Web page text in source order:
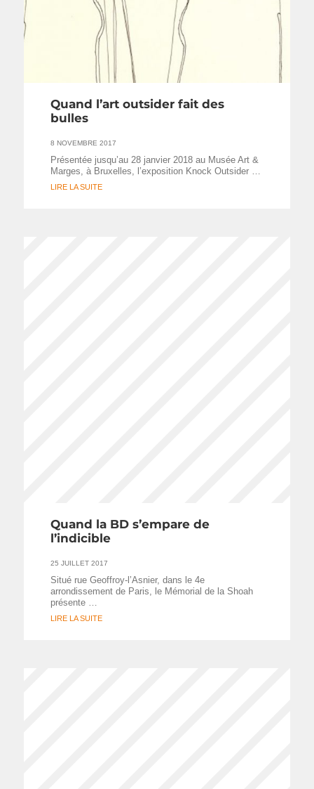
Quand l’art outsider fait des
bulles
8 NOVEMBRE 2017
Présentée jusqu’au 28 janvier 2018 au Musée Art &
Marges, à Bruxelles, l’exposition Knock Outsider …
LIRE LA SUITE
Quand la BD s’empare de
l’indicible
25 JUILLET 2017
Situé rue Geoffroy-l’Asnier, dans le 4e
arrondissement de Paris, le Mémorial de la Shoah
présente …
LIRE LA SUITE